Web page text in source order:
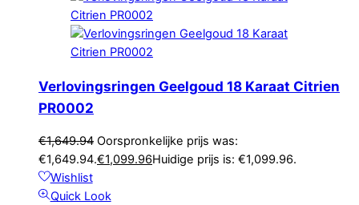
Verlovingsringen Geelgoud 18 Karaat Citrien
PR0002
€1,649.94 Oorspronkelijke prijs was:
€1,649.94.€1,099.96Huidige prijs is: €1,099.96.
Wishlist
Quick Look